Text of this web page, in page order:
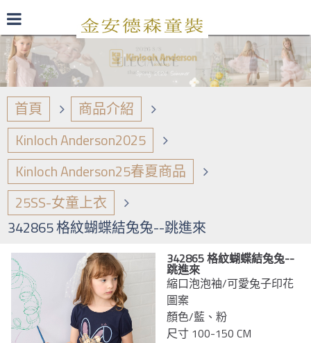
最新型錄 品牌日誌 商品介紹
首頁
商品介紹
Kinloch Anderson2025
Kinloch Anderson25春夏商品
25SS-女童上衣
342865 格紋蝴蝶結兔兔--跳進來
342865 格紋蝴蝶結兔兔--
跳進來
縮口泡泡袖/可愛兔子印花
圖案
顏色/藍、粉
尺寸 100-150 CM